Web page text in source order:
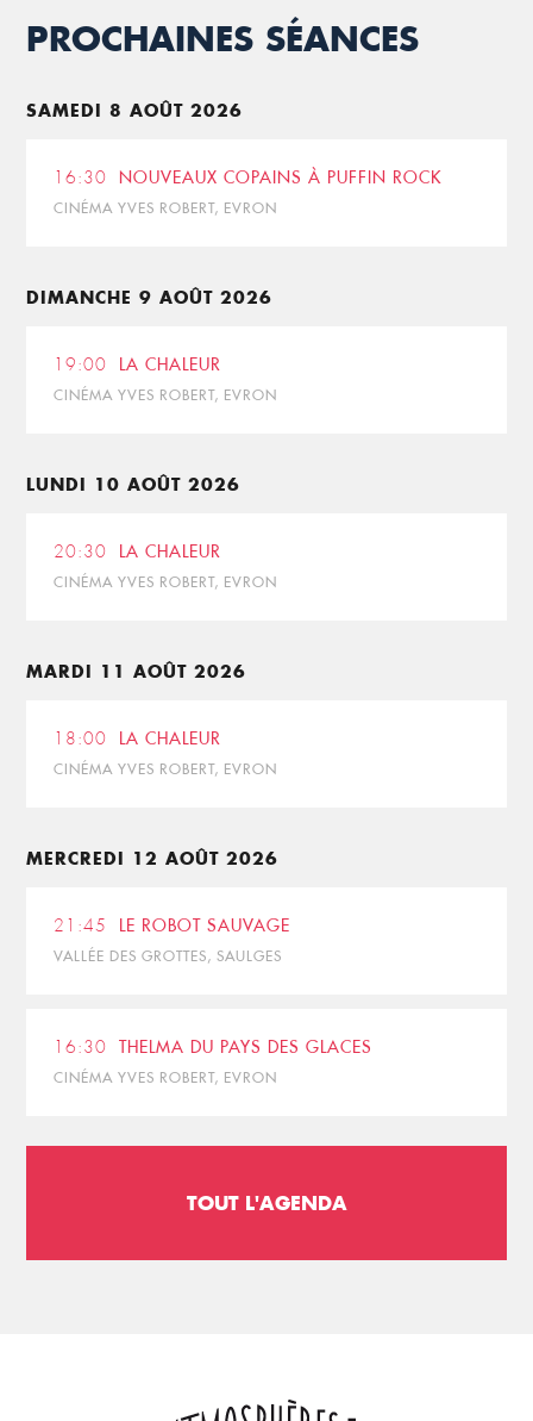
PROCHAINES SÉANCES
SAMEDI 8 AOÛT 2026
16:30 NOUVEAUX COPAINS À PUFFIN ROCK
CINÉMA YVES ROBERT, EVRON
DIMANCHE 9 AOÛT 2026
19:00 LA CHALEUR
CINÉMA YVES ROBERT, EVRON
LUNDI 10 AOÛT 2026
20:30 LA CHALEUR
CINÉMA YVES ROBERT, EVRON
MARDI 11 AOÛT 2026
18:00 LA CHALEUR
CINÉMA YVES ROBERT, EVRON
MERCREDI 12 AOÛT 2026
21:45 LE ROBOT SAUVAGE
VALLÉE DES GROTTES, SAULGES
16:30 THELMA DU PAYS DES GLACES
CINÉMA YVES ROBERT, EVRON
TOUT L'AGENDA